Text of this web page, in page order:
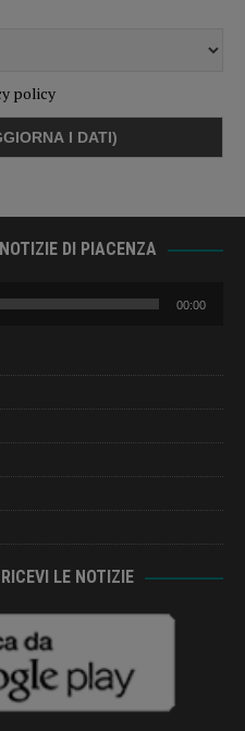
policy
DI PIACENZA
00:00
LE NOTIZIE